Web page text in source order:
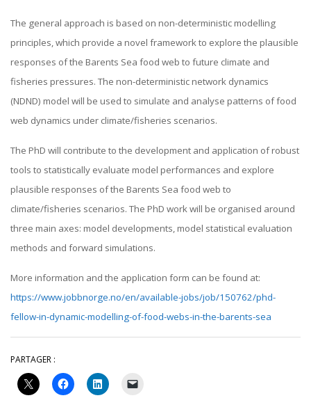
The general approach is based on non-deterministic modelling
principles, which provide a novel framework to explore the plausible
responses of the Barents Sea food web to future climate and
fisheries pressures. The non-deterministic network dynamics
(NDND) model will be used to simulate and analyse patterns of food
web dynamics under climate/fisheries scenarios.
The PhD will contribute to the development and application of robust
tools to statistically evaluate model performances and explore
plausible responses of the Barents Sea food web to
climate/fisheries scenarios. The PhD work will be organised around
three main axes: model developments, model statistical evaluation
methods and forward simulations.
More information and the application form can be found at:
https://www.jobbnorge.no/en/available-jobs/job/150762/phd-
fellow-in-dynamic-modelling-of-food-webs-in-the-barents-sea
PARTAGER :